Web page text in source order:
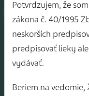
AJOV Y
Potvrdzujem, že
zákona č. 40/1995
neskorších
predpisovať lieky
vydávať.
Beriem na